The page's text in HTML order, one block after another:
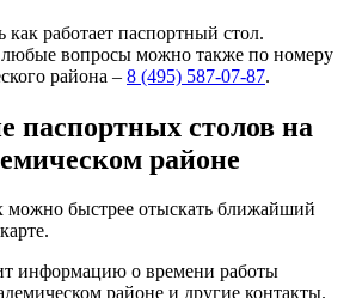
работает паспортный стол.
вопросы можно также по номеру
района – 8 (495) 587-07-87.
паспортных столов на
районе
можно быстрее отыскать ближайший
информацию о времени работы
районе и другие контакты.